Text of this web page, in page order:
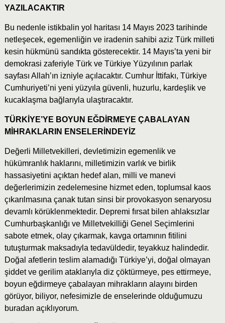
YAZILACAKTIR
Bu nedenle istikbalin yol haritası 14 Mayıs 2023 tarihinde
netleşecek, egemenliğin ve iradenin sahibi aziz Türk milleti
kesin hükmünü sandıkta gösterecektir. 14 Mayıs’ta yeni bir
demokrasi zaferiyle Türk ve Türkiye Yüzyılının parlak
sayfası Allah’ın izniyle açılacaktır. Cumhur İttifakı, Türkiye
Cumhuriyeti’ni yeni yüzyıla güvenli, huzurlu, kardeşlik ve
kucaklaşma bağlarıyla ulaştıracaktır.
TÜRKİYE’YE BOYUN EĞDİRMEYE ÇABALAYAN
MİHRAKLARIN ENSELERİNDEYİZ
Değerli Milletvekilleri, devletimizin egemenlik ve
hükümranlık haklarını, milletimizin varlık ve birlik
hassasiyetini açıktan hedef alan, milli ve manevi
değerlerimizin zedelemesine hizmet eden, toplumsal kaos
çıkarılmasına çanak tutan sinsi bir provokasyon senaryosu
devamlı körüklenmektedir. Depremi fırsat bilen ahlaksızlar
Cumhurbaşkanlığı ve Milletvekilliği Genel Seçimlerini
sabote etmek, olay çıkarmak, kavga ortamının fitilini
tutuşturmak maksadıyla tedavüldedir, teyakkuz halindedir.
Doğal afetlerin teslim alamadığı Türkiye’yi, doğal olmayan
şiddet ve gerilim ataklarıyla diz çöktürmeye, pes ettirmeye,
boyun eğdirmeye çabalayan mihrakların alayını birden
görüyor, biliyor, nefesimizle de enselerinde olduğumuzu
buradan açıklıyorum.